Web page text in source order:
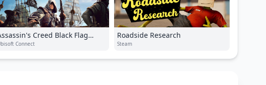
Creed Black Flag
Connect
Roadside Research
Steam